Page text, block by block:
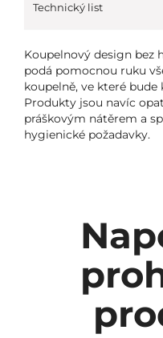
Technický list
Koupelnový design bez
podá pomocnou ruku
koupelně, ve které
Produkty jsou navíc
práškovým nátěrem a
hygienické požadavky.